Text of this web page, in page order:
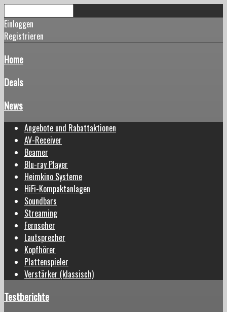
Einloggen
Registrieren
Home
Deals
News
Angebote und Rabattaktionen
AV-Receiver
Beamer
Blu-ray Player
Heimkino Systeme
HiFi-Kompaktanlagen
Soundbars
Streaming
Fernseher
Lautsprecher
Kopfhörer
Plattenspieler
Verstärker (klassisch)
Testberichte